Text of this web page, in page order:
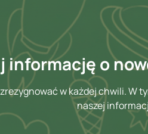
informację o
w każdej chwili. W
naszej